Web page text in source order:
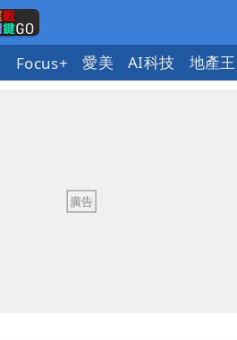
Focus+ 愛美 AI科技 地產王